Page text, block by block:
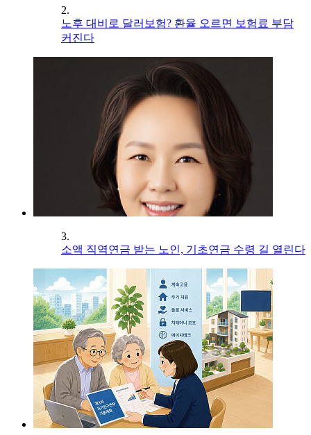
2.
노후 대비로 달러보험? 환율 오르면 보험료 부담
커진다
3.
소액 직역연금 받는 노인, 기초연금 수령 길 열린다